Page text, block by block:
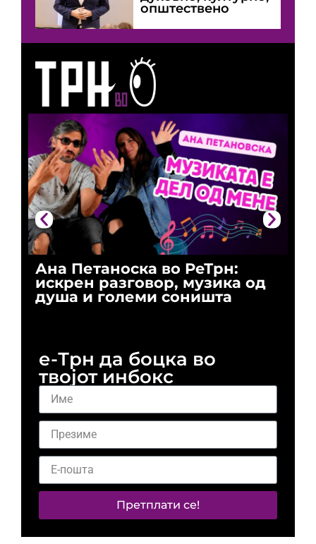
Ана Петаноска во РеТрн:
искрен разговор, музика од
душа и големи соништа
општествено
е-Трн да боцка во
твојот инбокс
Претплати се!